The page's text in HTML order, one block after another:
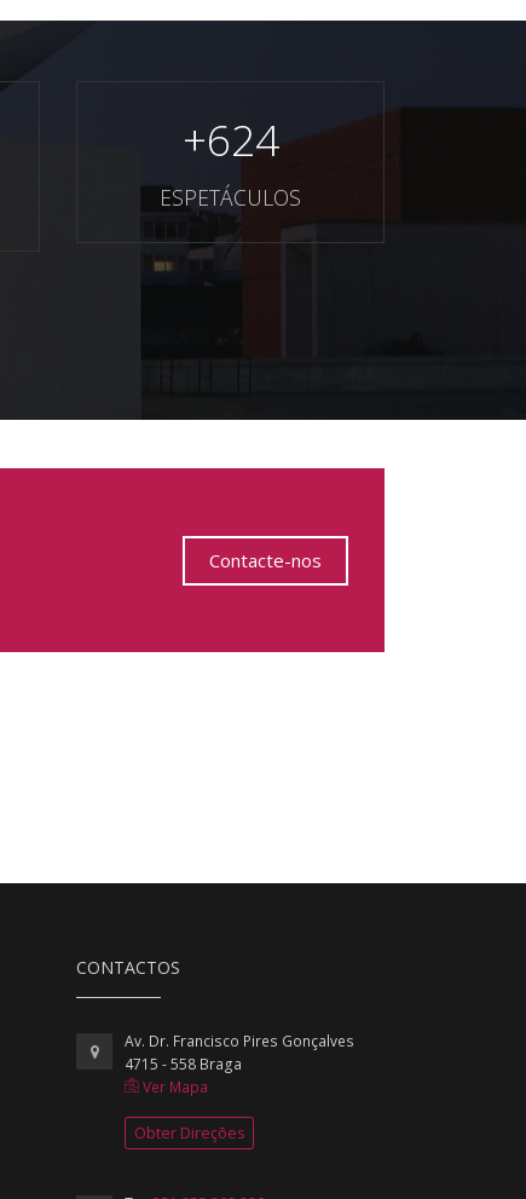
+624
ESPETÁCULOS
Contacte-nos
CONTACTOS
Av. Dr. Francisco Pires Gonçalves
4715 - 558 Braga
Ver Mapa
Obter Direções